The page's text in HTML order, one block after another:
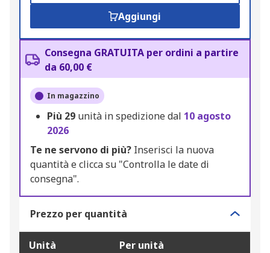
Aggiungi
Consegna GRATUITA per ordini a partire
da 60,00 €
In magazzino
Più 29 unità in spedizione dal 10 agosto
2026
Te ne servono di più? Inserisci la nuova
quantità e clicca su "Controlla le date di
consegna".
Prezzo per quantità
Unità Per unità